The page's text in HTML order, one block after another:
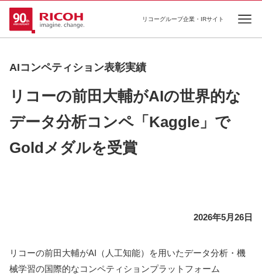
リコーグループ企業・IRサイト
AIコンペティション表彰実績
リコーの前田大輔がAIの世界的な
データ分析コンペ「Kaggle」で
Goldメダルを受賞
2026年5月26日
リコーの前田大輔がAI（人工知能）を用いたデータ分析・機
械学習の国際的なコンペティションプラットフォーム